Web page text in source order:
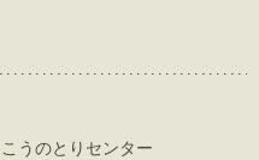
こうのとりセンター